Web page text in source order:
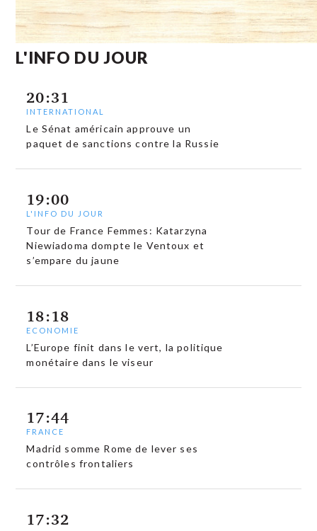
L'INFO DU JOUR
20:31
INTERNATIONAL
Le Sénat américain approuve un
paquet de sanctions contre la Russie
19:00
L'INFO DU JOUR
Tour de France Femmes: Katarzyna
Niewiadoma dompte le Ventoux et
s’empare du jaune
18:18
ECONOMIE
L’Europe finit dans le vert, la politique
monétaire dans le viseur
17:44
FRANCE
Madrid somme Rome de lever ses
contrôles frontaliers
17:32